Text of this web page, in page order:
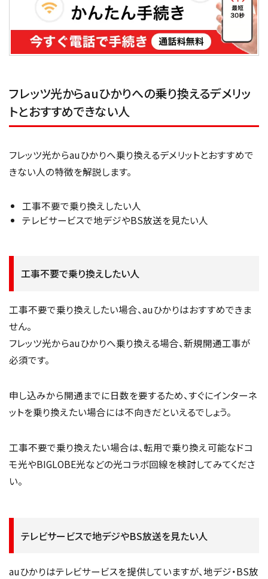
フレッツ光からauひかりへの乗り換えるデメリッ
トとおすすめできない人
フレッツ光からauひかりへ乗り換えるデメリットとおすすめで
きない人の特徴を解説します。
工事不要で乗り換えしたい人
テレビサービスで地デジやBS放送を見たい人
工事不要で乗り換えしたい人
工事不要で乗り換えしたい場合、auひかりはおすすめできま
せん。
フレッツ光からauひかりへ乗り換える場合、新規開通工事が
必須です。
申し込みから開通までに日数を要するため、すぐにインターネ
ットを乗り換えたい場合には不向きだといえるでしょう。
工事不要で乗り換えたい場合は、転用で乗り換え可能なドコ
モ光やBIGLOBE光などの光コラボ回線を検討してみてくださ
い。
テレビサービスで地デジやBS放送を見たい人
auひかりはテレビサービスを提供していますが、地デジ・BS放